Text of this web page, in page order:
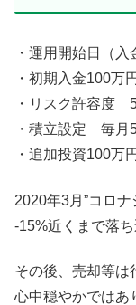
・運用開始日（
・初期入金100万円
・リスク許容度
・積立設定 毎月
・追加投資100万
2020年3月”コロ
-15%近くまで落ち
その後、売却等は
心中穏やかではあ